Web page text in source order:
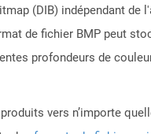
(DIB) indépendant de
de fichier BMP peut
profondeurs de
vers n’importe